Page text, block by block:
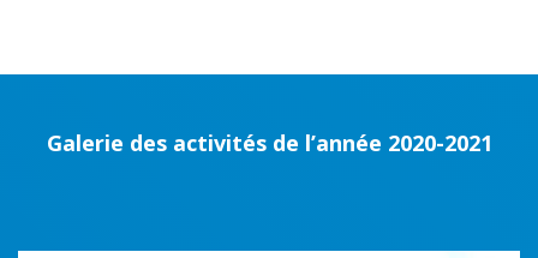
Galerie des activités de l’année 2020-2021